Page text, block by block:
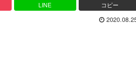
LINE コピー